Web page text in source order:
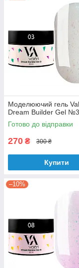
Моделюючий гель
Dream Builder Gel
Готово до відправки
270 ₴ 300 ₴
Купити
–10%